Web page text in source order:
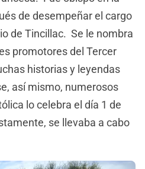
de desempeñar el cargo
de Tincillac. Se le nombra
promotores del Tercer
historias y leyendas
así mismo, numerosos
lo celebra el día 1 de
se llevaba a cabo